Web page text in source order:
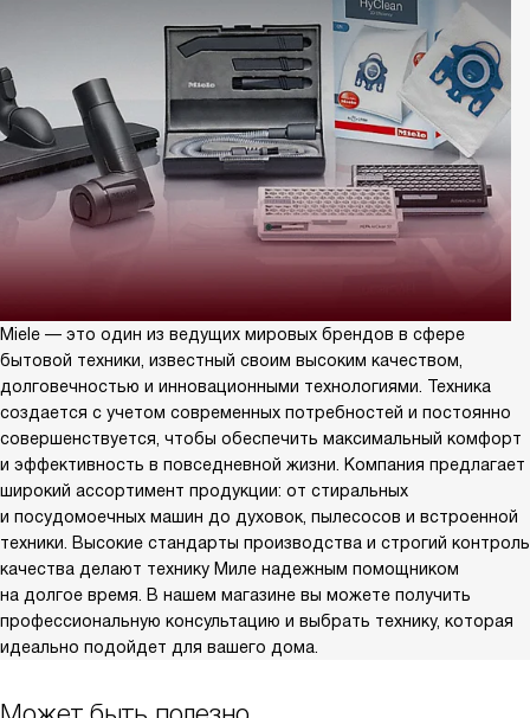
Miele — это один из ведущих мировых брендов в сфере
бытовой техники, известный своим высоким качеством,
долговечностью и инновационными технологиями. Техника
создается с учетом современных потребностей и постоянно
совершенствуется, чтобы обеспечить максимальный комфорт
и эффективность в повседневной жизни. Компания предлагает
широкий ассортимент продукции: от стиральных
и посудомоечных машин до духовок, пылесосов и встроенной
техники. Высокие стандарты производства и строгий контроль
качества делают технику Миле надежным помощником
на долгое время. В нашем магазине вы можете получить
профессиональную консультацию и выбрать технику, которая
идеально подойдет для вашего дома.